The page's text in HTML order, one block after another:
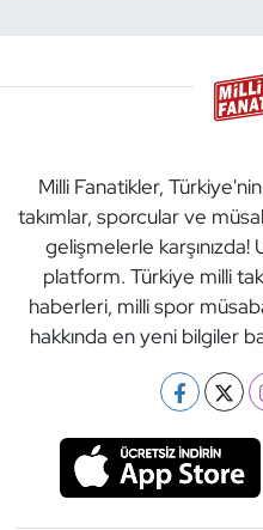
Milli Fanatikler,
takımlar, sporcular ve
gelişmelerle karşınızda!
platform. Türkiye milli
haberleri, milli spor
hakkında en yeni bilgiler